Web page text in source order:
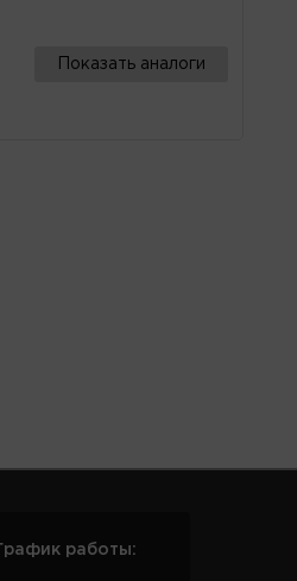
Показать аналоги
работы: